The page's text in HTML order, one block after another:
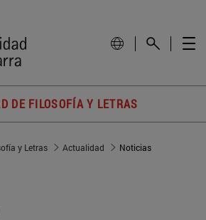
DE FILOSOFÍA Y LETRAS
y Letras Actualidad Noticias